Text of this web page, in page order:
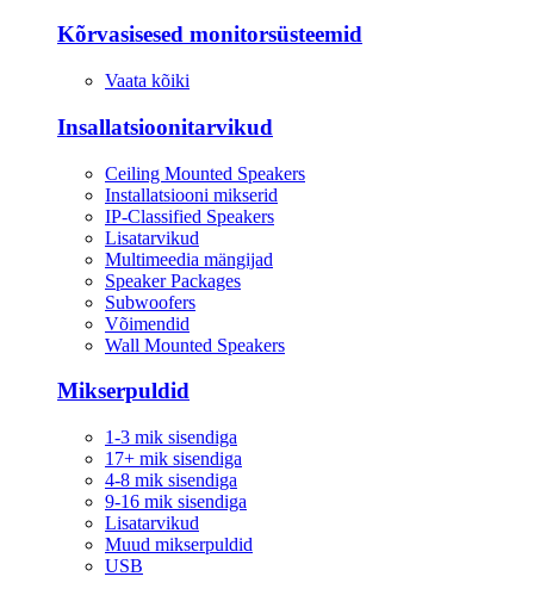
Kõrvasisesed monitorsüsteemid
Vaata kõiki
Insallatsioonitarvikud
Ceiling Mounted Speakers
Installatsiooni mikserid
IP-Classified Speakers
Lisatarvikud
Multimeedia mängijad
Speaker Packages
Subwoofers
Võimendid
Wall Mounted Speakers
Mikserpuldid
1-3 mik sisendiga
17+ mik sisendiga
4-8 mik sisendiga
9-16 mik sisendiga
Lisatarvikud
Muud mikserpuldid
USB